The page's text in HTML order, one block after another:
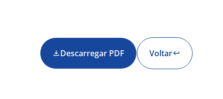
Descarregar PDF Voltar